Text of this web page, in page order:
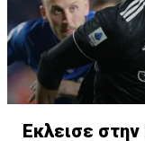
Έκλεισε